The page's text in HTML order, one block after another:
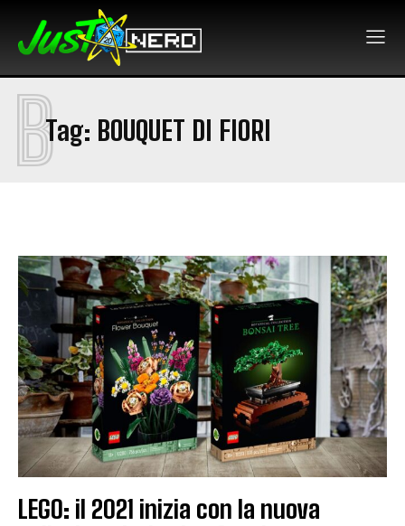
Tag: BOUQUET DI FIORI
B
LEGO: il 2021 inizia con la nuova